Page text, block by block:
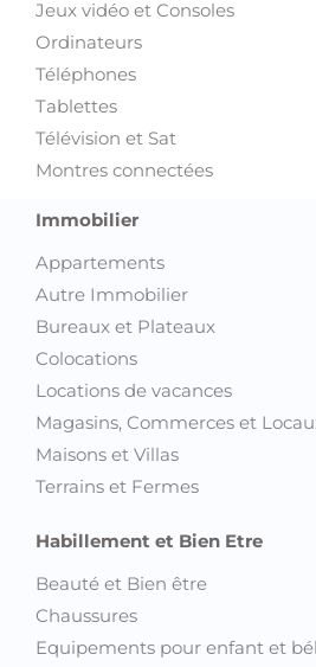
Jeux vidéo et Consoles
Ordinateurs
Téléphones
Tablettes
Télévision et Sat
Montres connectées
Immobilier
Appartements
Autre Immobilier
Bureaux et Plateaux
Colocations
Locations de vacances
Magasins, Commerces et
Maisons et Villas
Terrains et Fermes
Habillement et Bien Etre
Beauté et Bien être
Chaussures
Equipements pour enfant et